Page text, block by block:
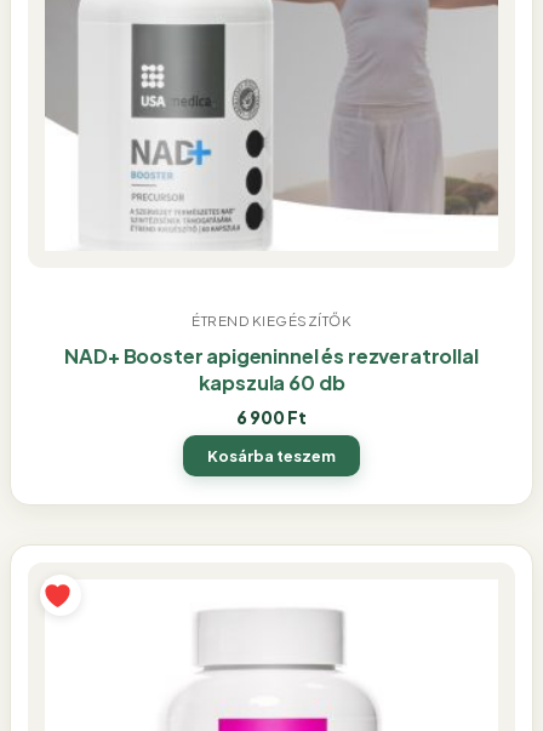
ÉTREND KIEGÉSZÍTŐK
NAD+ Booster apigeninnel és rezveratrollal
kapszula 60 db
6 900 Ft
Kosárba teszem